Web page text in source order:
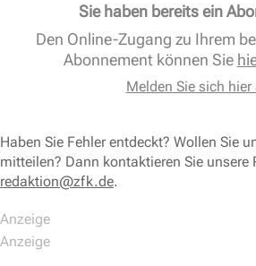
Sie haben bereits ein
Den Online-Zugang zu Ihrem
Abonnement können Sie
Melden Sie sich hier
Haben Sie Fehler entdeckt? Wollen Sie
mitteilen? Dann kontaktieren Sie unsere
redaktion@zfk.de.